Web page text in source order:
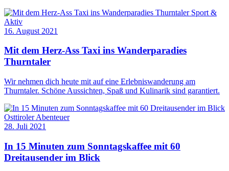
Sport &
Aktiv
16. August 2021
Mit dem Herz-Ass Taxi ins Wanderparadies
Thurntaler
Wir nehmen dich heute mit auf eine Erlebniswanderung am
Thurntaler. Schöne Aussichten, Spaß und Kulinarik sind garantiert.
Osttiroler Abenteuer
28. Juli 2021
In 15 Minuten zum Sonntagskaffee mit 60
Dreitausender im Blick